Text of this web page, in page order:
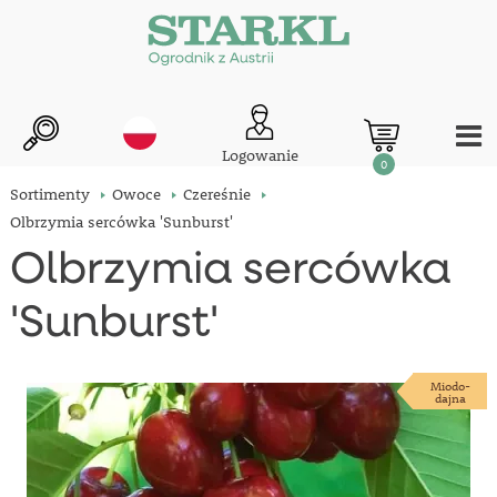
Logowanie 0
Sortimenty Owoce
Czereśnie
Olbrzymia sercówka 'Sunburst'
Olbrzymia sercówka
'Sunburst'
Miodo-
dajna